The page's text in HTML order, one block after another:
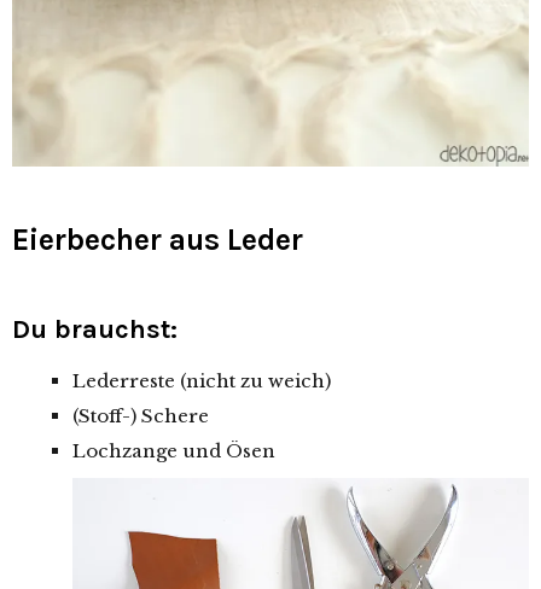
Eierbecher aus Leder
Du brauchst:
Lederreste (nicht zu weich)
(Stoff-) Schere
Lochzange und Ösen